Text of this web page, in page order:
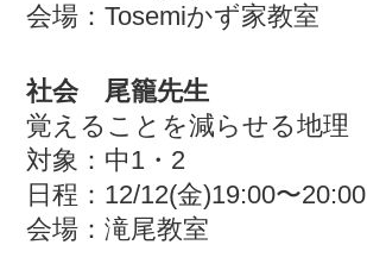
会場：Tosemiかず家教室
社会 尾籠先生
覚えることを減らせる地理
対象：中1・2
日程：12/12(金)19:00〜20:00
会場：滝尾教室